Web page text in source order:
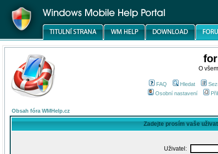
O
FAQ Hledat
Osobní nastavení
Obsah fóra WMHelp.cz
Zadejte prosím vaše
Uživatel: